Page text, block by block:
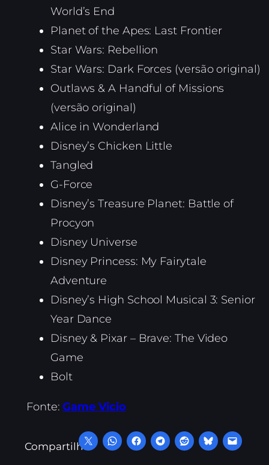
World’s End
Planet of the Apes: Last Frontier
Star Wars: Rebellion
Star Wars: Dark Forces (versão original)
Outlaws & A Handful of Missions
(versão original)
Alice in Wonderland
Disney’s Chicken Little
Tangled
G-Force
Disney’s Treasure Planet: Battle of
Procyon
Disney Universe
Disney Princess: My Fairytale
Adventure
Disney’s High School Musical 3: Senior
Year Dance
Disney & Pixar – Brave: The Video
Game
Bolt
Fonte:Game Vicio
Compartilhe: